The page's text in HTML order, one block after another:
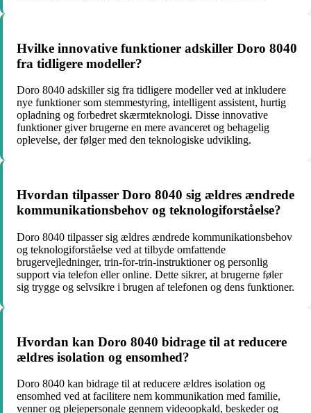
Hvilke innovative funktioner adskiller Doro 8040
fra tidligere modeller?
Doro 8040 adskiller sig fra tidligere modeller ved at inkludere
nye funktioner som stemmestyring, intelligent assistent, hurtig
opladning og forbedret skærmteknologi. Disse innovative
funktioner giver brugerne en mere avanceret og behagelig
oplevelse, der følger med den teknologiske udvikling.
Hvordan tilpasser Doro 8040 sig ældres ændrede
kommunikationsbehov og teknologiforståelse?
Doro 8040 tilpasser sig ældres ændrede kommunikationsbehov
og teknologiforståelse ved at tilbyde omfattende
brugervejledninger, trin-for-trin-instruktioner og personlig
support via telefon eller online. Dette sikrer, at brugerne føler
sig trygge og selvsikre i brugen af telefonen og dens funktioner.
Hvordan kan Doro 8040 bidrage til at reducere
ældres isolation og ensomhed?
Doro 8040 kan bidrage til at reducere ældres isolation og
ensomhed ved at facilitere nem kommunikation med familie,
venner og plejepersonale gennem videoopkald, beskeder og